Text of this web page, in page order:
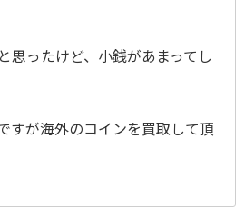
思ったけど、小銭があまってし
すが海外のコインを買取して頂